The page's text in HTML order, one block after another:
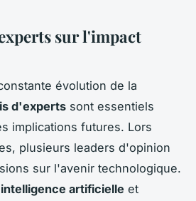
sur l'impact
évolution de la
d'experts sont essentiels
implications futures. Lors
plusieurs leaders d'opinion
sur l'avenir technologique.
intelligence artificielle et